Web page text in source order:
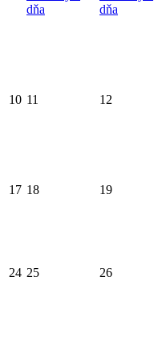
dňa
dňa
10 11 12
17 18 19
24 25 26